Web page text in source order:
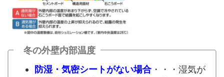
冬の外壁内部温度
防湿・気密シートがない場合 ・・・湿気が